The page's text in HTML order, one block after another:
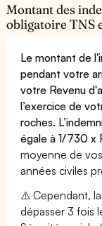
Montant des
obligatoire TNS
Le montant de
pendant votre
votre Revenu
l’exercice de
roches.
égale à 1/730 x
moyenne de
années civiles
⚠️ Cependant,
dépasser 3 fois